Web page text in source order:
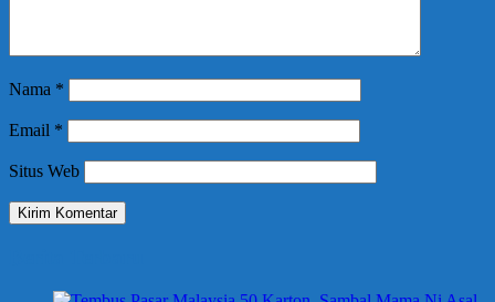
Nama *
Email *
Situs Web